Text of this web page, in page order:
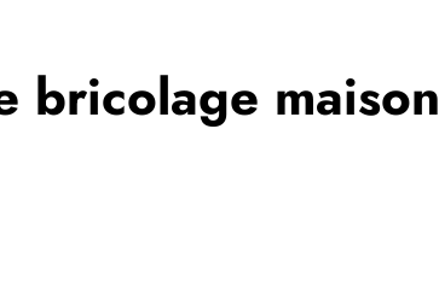
bricolage maison